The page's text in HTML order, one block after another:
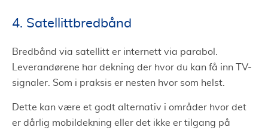
4. Satellittbredbånd
Bredbånd via satellitt er internett via parabol.
Leverandørene har dekning der hvor du kan få inn TV-
signaler. Som i praksis er nesten hvor som helst.
Dette kan være et godt alternativ i områder hvor det
er dårlig mobildekning eller det ikke er tilgang på